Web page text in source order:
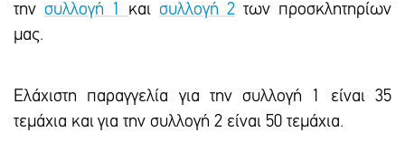
την συλλογή 1 και συλλογή 2 των προσκλητηρίων
μας.
Ελάχιστη παραγγελία για την συλλογή 1 είναι 35
τεμάχια και για την συλλογή 2 είναι 50 τεμάχια.